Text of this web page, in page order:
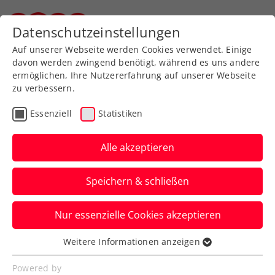
Zurück zur Newsübersicht
Turniere
Generali Open Kitzbühel
2026: Ticketvorverkauf
gestartet
Und auch ein erster Star steht bereits als
Starter fest: Titelverteidiger Alexander
Bublik kehrt zurück!
Verfasst von: Presseaussendung / Redaktion, 21.10.2025
Datenschutzeinstellungen
Auf unserer Webseite werden Cookies verwendet. Einige
davon werden zwingend benötigt, während es uns andere
ermöglichen, Ihre Nutzererfahrung auf unserer Webseite
zu verbessern.
Essenziell Statistiken
Alle akzeptieren
Speichern & schließen
Nur essenzielle Cookies akzeptieren
Essenziell
Essenzielle Cookies werden für grundlegende
Weitere Informationen anzeigen
Powered by